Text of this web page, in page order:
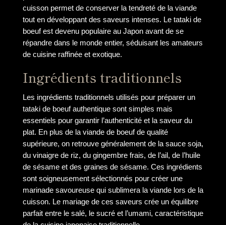
cuisson permet de conserver la tendreté de la viande
tout en développant des saveurs intenses. Le tataki de
boeuf est devenu populaire au Japon avant de se
répandre dans le monde entier, séduisant les amateurs
de cuisine raffinée et exotique.
Ingrédients traditionnels
Les ingrédients traditionnels utilisés pour préparer un
tataki de boeuf authentique sont simples mais
essentiels pour garantir l’authenticité et la saveur du
plat. En plus de la viande de boeuf de qualité
supérieure, on retrouve généralement de la sauce soja,
du vinaigre de riz, du gingembre frais, de l’ail, de l’huile
de sésame et des graines de sésame. Ces ingrédients
sont soigneusement sélectionnés pour créer une
marinade savoureuse qui sublimera la viande lors de la
cuisson. Le mariage de ces saveurs crée un équilibre
parfait entre le salé, le sucré et l’umami, caractéristique